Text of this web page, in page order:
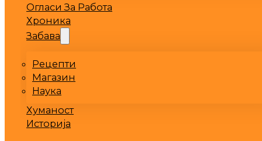
Огласи За Работа
Хроника
Забава
Рецепти
Магазин
Наука
Хуманост
Историја